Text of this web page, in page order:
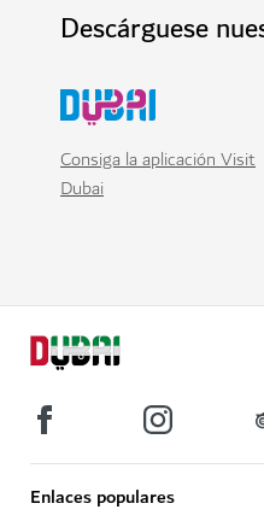
Descárguese
Consiga la aplicación Visit
Dubai
Enlaces populares